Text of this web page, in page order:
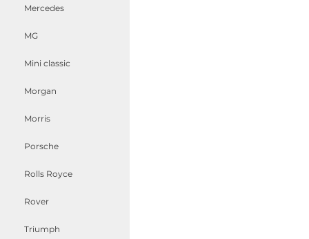
Mercedes
MG
Mini classic
Morgan
Morris
Porsche
Rolls Royce
Rover
Triumph